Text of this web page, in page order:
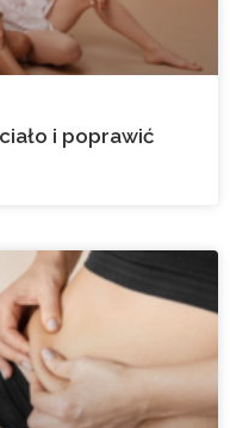
i poprawić